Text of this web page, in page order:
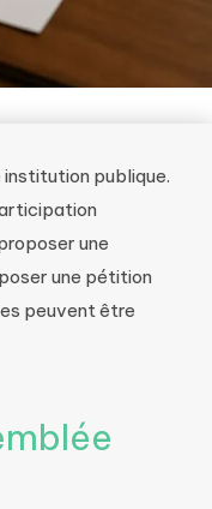
publique.
une
une pétition
peuvent être